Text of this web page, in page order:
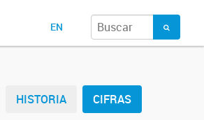
EN
HISTORIA CIFRAS